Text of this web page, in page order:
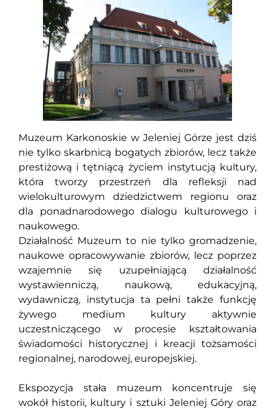
Muzeum Karkonoskie w Jeleniej Górze jest dziś
nie tylko skarbnicą bogatych zbiorów, lecz także
prestiżową i tętniącą życiem instytucją kultury,
która tworzy przestrzeń dla refleksji nad
wielokulturowym dziedzictwem regionu oraz
dla ponadnarodowego dialogu kulturowego i
naukowego.
Działalność Muzeum to nie tylko gromadzenie,
naukowe opracowywanie zbiorów, lecz poprzez
wzajemnie się uzupełniającą działalność
wystawienniczą, naukową, edukacyjną,
wydawniczą, instytucja ta pełni także funkcję
żywego medium kultury aktywnie
uczestniczącego w procesie kształtowania
świadomości historycznej i kreacji tożsamości
regionalnej, narodowej, europejskiej.
Ekspozycja stała muzeum koncentruje się
wokół historii, kultury i sztuki Jeleniej Góry oraz